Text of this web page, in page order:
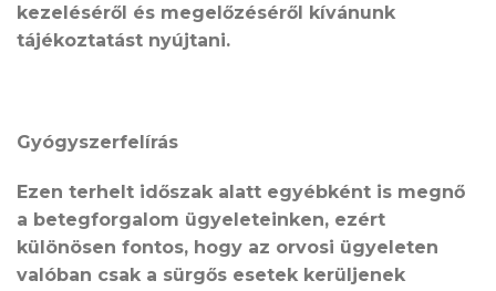
kezeléséről és megelőzéséről kívánunk
tájékoztatást nyújtani.
Gyógyszerfelírás
Ezen terhelt időszak alatt egyébként is megnő
a betegforgalom ügyeleteinken, ezért
különösen fontos, hogy az orvosi ügyeleten
valóban csak a sürgős esetek kerüljenek